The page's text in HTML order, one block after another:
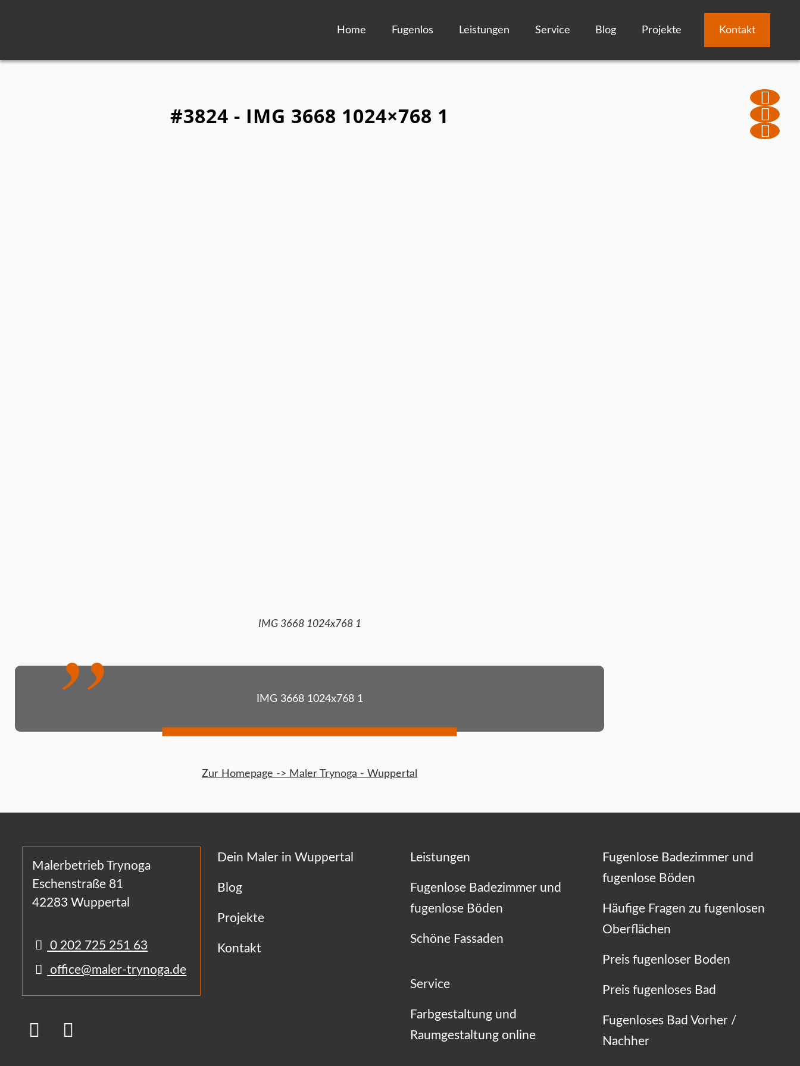
Home Fugenlos Leistungen Service Blog Projekte Kontakt
#3824 - IMG 3668 1024×768 1
IMG 3668 1024x768 1
IMG 3668 1024x768 1
Zur Homepage -> Maler Trynoga - Wuppertal
Malerbetrieb Trynoga
Eschenstraße 81
42283 Wuppertal
0 202 725 251 63
office@maler-trynoga.de
Dein Maler in Wuppertal
Blog
Projekte
Kontakt
Leistungen
Fugenlose Badezimmer und
fugenlose Böden
Schöne Fassaden
Service
Farbgestaltung und
Raumgestaltung online
Fugenlose Badezimmer und
fugenlose Böden
Häufige Fragen zu fugenlosen
Oberflächen
Preis fugenloser Boden
Preis fugenloses Bad
Fugenloses Bad Vorher /
Nachher